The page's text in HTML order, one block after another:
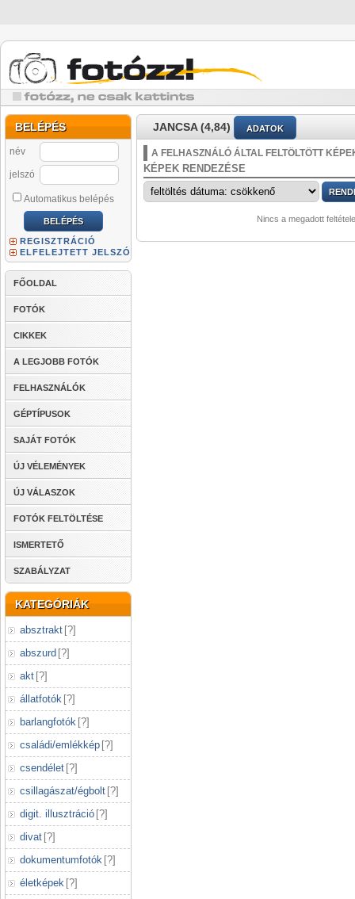
BELÉPÉS
név
jelszó
Automatikus belépés
REGISZTRÁCIÓ
ELFELEJTETT JELSZÓ
FŐOLDAL
FOTÓK
CIKKEK
A LEGJOBB FOTÓK
FELHASZNÁLÓK
GÉPTÍPUSOK
SAJÁT FOTÓK
ÚJ VÉLEMÉNYEK
ÚJ VÁLASZOK
FOTÓK FELTÖLTÉSE
ISMERTETŐ
SZABÁLYZAT
KATEGÓRIÁK
absztrakt [?]
abszurd [?]
akt [?]
állatfotók [?]
barlangfotók [?]
családi/emlékkép [?]
csendélet [?]
csillagászat/égbolt [?]
digit. illusztráció [?]
divat [?]
dokumentumfotók [?]
életképek [?]
JANCSA (4,84) ADATOK
A FELHASZNÁLÓ ÁLTAL FELTÖLTÖTT
KÉPEK RENDEZÉSE
Nincs a megadott